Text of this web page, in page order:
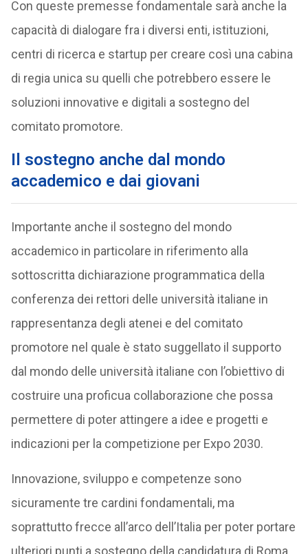
Con queste premesse fondamentale sarà anche la
capacità di dialogare fra i diversi enti, istituzioni,
centri di ricerca e startup per creare così una cabina
di regia unica su quelli che potrebbero essere le
soluzioni innovative e digitali a sostegno del
comitato promotore.
Il sostegno anche dal mondo
accademico e dai giovani
Importante anche il sostegno del mondo
accademico in particolare in riferimento alla
sottoscritta dichiarazione programmatica della
conferenza dei rettori delle università italiane in
rappresentanza degli atenei e del comitato
promotore nel quale è stato suggellato il supporto
dal mondo delle università italiane con l’obiettivo di
costruire una proficua collaborazione che possa
permettere di poter attingere a idee e progetti e
indicazioni per la competizione per Expo 2030.
Innovazione, sviluppo e competenze sono
sicuramente tre cardini fondamentali, ma
soprattutto frecce all’arco dell’Italia per poter portare
ulteriori punti a sostegno della candidatura di Roma